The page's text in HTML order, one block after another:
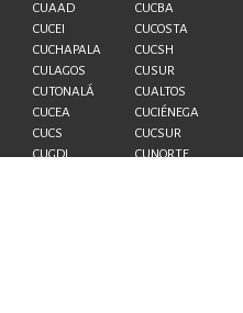
CUAAD
CUCBA
CUCEI
CUCOSTA
CUCHAPALA
CUCSH
CULAGOS
CUSUR
CUTONALÁ
CUALTOS
CUCEA
CUCIÉNEGA
CUCS
CUCSUR
CUGDL
CUNORTE